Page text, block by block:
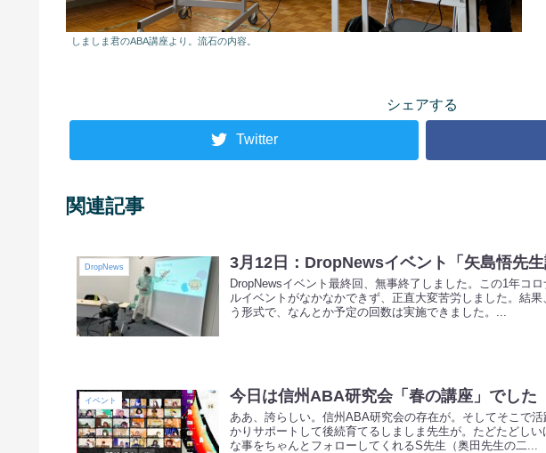
しましま君のABA講座より。流石の内容。
シェアする
Twitter
関連記事
DropNews 3月12日：DropNewsイベント「矢島悟先生
DropNewsイベント最終回、無事終了しました。この1年コ
ルイベントがなかなかできず、正直大変苦労しました。結
う形式で、なんとか予定の回数は実施できました。...
イベント 今日は信州ABA研究会「春の講座」でした
ああ、誇らしい。信州ABA研究会の存在が。そしてそこで
かりサポートして後続育てるしましま先生が。たどたどし
な事をちゃんとフォローしてくれるS先生（奥田先生の二...